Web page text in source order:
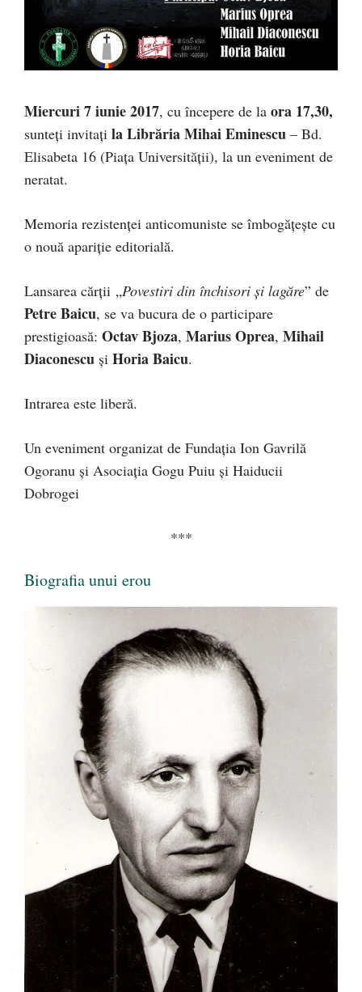
Miercuri 7 iunie 2017, cu începere de la ora 17,30,
sunteți invitați la Librăria Mihai Eminescu – Bd.
Elisabeta 16 (Piaţa Universităţii), la un eveniment de
neratat.
Memoria rezistenţei anticomuniste se îmbogăţeşte cu
o nouă apariţie editorială.
Lansarea cărţii „Povestiri din închisori şi lagăre” de
Petre Baicu, se va bucura de o participare
prestigioasă: Octav Bjoza, Marius Oprea, Mihail
Diaconescu şi Horia Baicu.
Intrarea este liberă.
Un eveniment organizat de Fundaţia Ion Gavrilă
Ogoranu şi Asociaţia Gogu Puiu şi Haiducii
Dobrogei
***
Biografia unui erou